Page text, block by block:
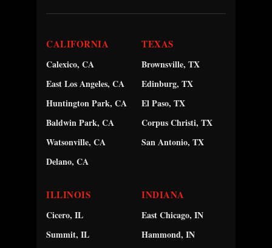
CALIFORNIA
Calexico, CA
East Los Angeles, CA
Huntington Park, CA
Baldwin Park, CA
Watsonville, CA
Delano, CA
TEXAS
Brownsville, TX
Edinburg, TX
El Paso, TX
Corpus Christi, TX
San Antonio, TX
ILLINOIS
Cicero, IL
Summit, IL
INDIANA
East Chicago, IN
Hammond, IN